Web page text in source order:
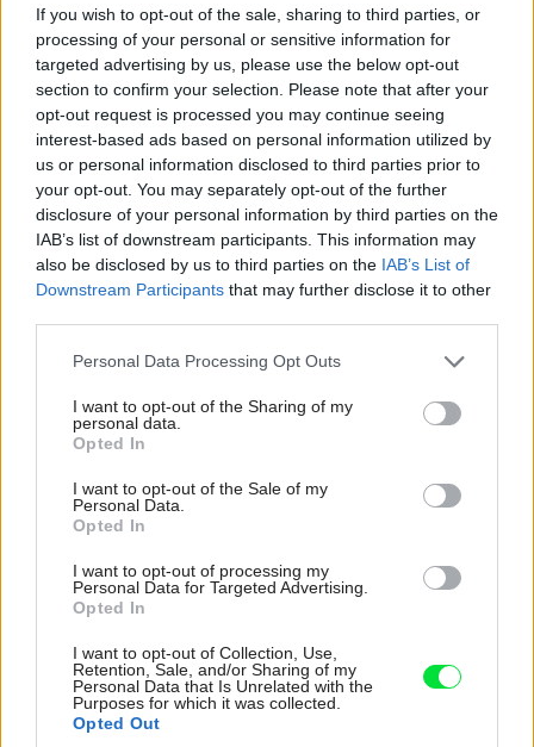
If you wish to opt-out of the sale, sharing to third parties, or
processing of your personal or sensitive information for
targeted advertising by us, please use the below opt-out
section to confirm your selection. Please note that after your
opt-out request is processed you may continue seeing
interest-based ads based on personal information utilized by
us or personal information disclosed to third parties prior to
your opt-out. You may separately opt-out of the further
disclosure of your personal information by third parties on the
IAB’s list of downstream participants. This information may
also be disclosed by us to third parties on the IAB’s List of
Downstream Participants that may further disclose it to other
Please note that this website/app uses one or more Google
not limited to your visit or usage behaviour. You may click to
grant or deny consent to Google and its third-party tags to
use your data for below specified purposes in below Google
consent section.
Personal Data Processing Opt Outs
I want to opt-out of the Sharing of my
personal data.
Opted In
I want to opt-out of the Sale of my
Personal Data.
Opted In
I want to opt-out of processing my
Personal Data for Targeted Advertising.
Opted In
I want to opt-out of Collection, Use,
Retention, Sale, and/or Sharing of my
Personal Data that Is Unrelated with the
Purposes for which it was collected.
Opted Out
Spolupráca:Alessandro Battistella, Gianluca Facchinelli,
Lorenzo Musio, Ingrid Prosser